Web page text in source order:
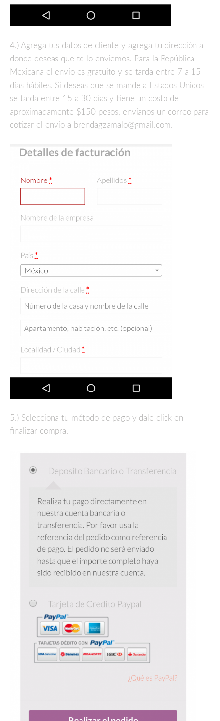
4.) Agrega tus datos de cliente y agrega tu dirección a
donde deseas que te lo enviemos. Para la República
Mexicana el envío es gratuito y se tarda entre 7 a 15
días hábiles. Si deseas que se mande a Estados Unidos
se tarda entre 15 a 30 días y tiene un costo de
aproximadamente $150 pesos, envíanos un correo para
cotizar el envío a brendagzamalo@gmail.com.
5.) Selecciona tu método de pago y dale click en
finalizar compra.